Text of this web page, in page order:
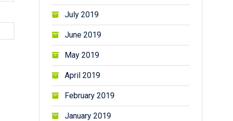
July 2019
June 2019
May 2019
April 2019
February 2019
January 2019